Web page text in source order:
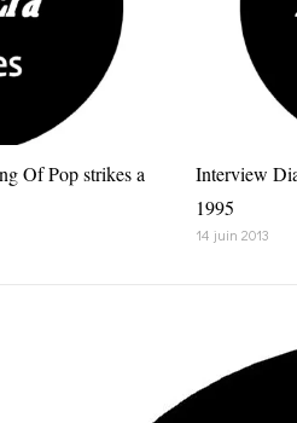
Of Pop strikes a
Interview
1995
14 juin 2013